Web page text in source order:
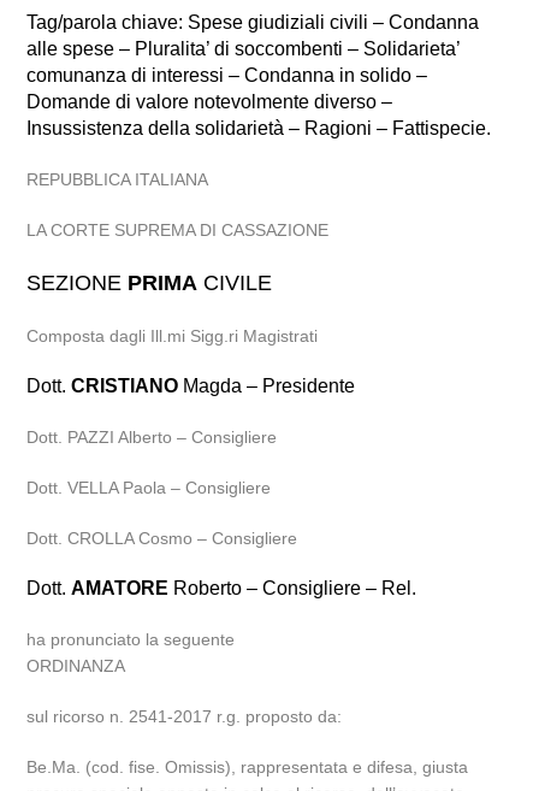
Tag/parola chiave: Spese giudiziali civili – Condanna
alle spese – Pluralita’ di soccombenti – Solidarieta’
comunanza di interessi – Condanna in solido –
Domande di valore notevolmente diverso –
Insussistenza della solidarietà – Ragioni – Fattispecie.
REPUBBLICA ITALIANA
LA CORTE SUPREMA DI CASSAZIONE
SEZIONE PRIMA CIVILE
Composta dagli Ill.mi Sigg.ri Magistrati
Dott.CRISTIANO Magda – Presidente
Dott. PAZZI Alberto – Consigliere
Dott. VELLA Paola – Consigliere
Dott. CROLLA Cosmo – Consigliere
Dott.AMATORE Roberto – Consigliere – Rel.
ha pronunciato la seguente
ORDINANZA
sul ricorso n. 2541-2017 r.g. proposto da:
Be.Ma. (cod. fise. Omissis), rappresentata e difesa, giusta